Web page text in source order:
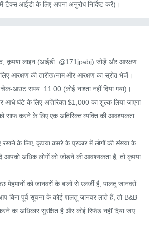
टैक्स आईडी के लिए अपना अनुरोध निर्दिष्ट करें)।
कृपया लाइन (आईडी: @171jpabj) जोड़ें और आरक्षण
आरक्षण की तारीख/नाम और आरक्षण का स्रोत भेजें।
आउट समय: 11:00 (कोई नाश्ता नहीं दिया गया)।
घंटे के लिए अतिरिक्त $1,000 का शुल्क लिया जाएगा
साफ करने के लिए एक अतिरिक्त व्यक्ति की आवश्यकता
रखने के लिए, कृपया कमरे के प्रकार में लोगों की संख्या के
अधिक लोगों को जोड़ने की आवश्यकता है, तो कृपया
को जानवरों के बालों से एलर्जी है, पालतू जानवरों
बिना पूर्व सूचना के कोई पालतू जानवर लाते हैं, तो B&B
का अधिकार सुरक्षित है और कोई रिफंड नहीं दिया जाए